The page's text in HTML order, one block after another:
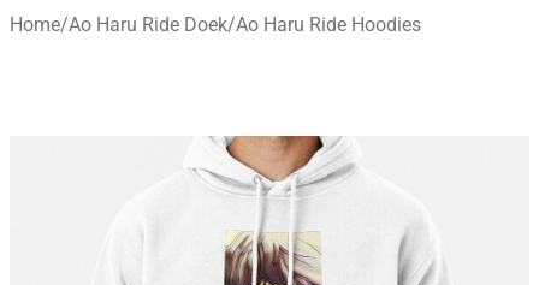
Home/Ao Haru Ride Doek/Ao Haru Ride Hoodies